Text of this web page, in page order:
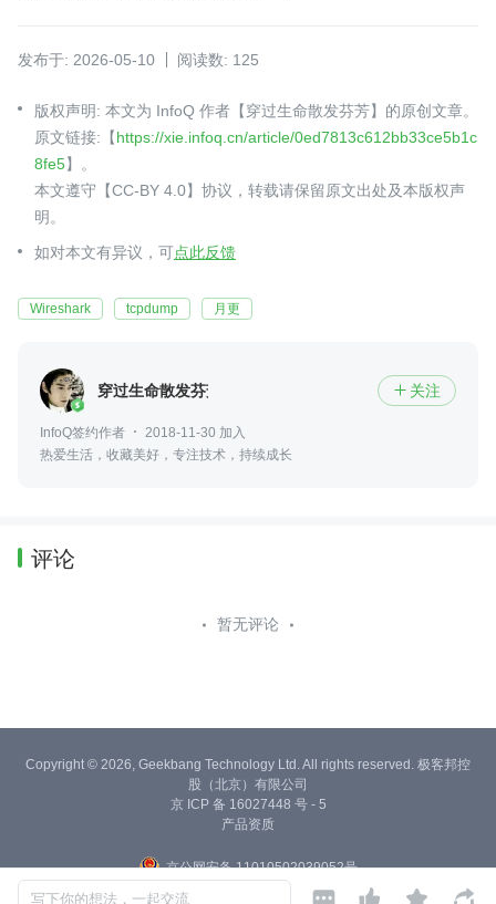
发布于: 2026-05-10 阅读数: 125
版权声明: 本文为 InfoQ 作者【穿过生命散发芬芳】的原创文章。
原文链接:【https://xie.infoq.cn/article/0ed7813c612bb33ce5b1c
8fe5】。
本文遵守【CC-BY 4.0】协议，转载请保留原文出处及本版权声
明。
如对本文有异议，可点此反馈
Wireshark tcpdump 月更
穿过生命散发芬芳  关注
InfoQ签约作者
2018-11-30 加入
热爱生活，收藏美好，专注技术，持续成长
评论
暂无评论
写下你的想法，一起交流    
Copyright © 2026, Geekbang Technology Ltd. All rights reserved. 极客邦控
股（北京）有限公司
京 ICP 备 16027448 号 - 5
产品资质
京公网安备 11010502039052号